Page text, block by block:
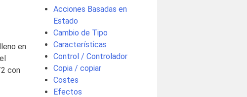
en
con
Acciones Basadas en
Estado
Cambio de Tipo
Características
Control / Controlador
Copia / copiar
Costes
Efectos